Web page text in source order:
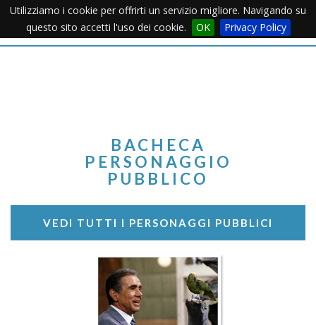
Utilizziamo i cookie per offrirti un servizio migliore. Navigando su
questo sito accetti l'uso dei cookie.
OK Privacy PolicyMenu
BACHECA
PERSONAGGIO
PUBBLICO
VEDI TUTTI I PERSONAGGI PUBBLICI